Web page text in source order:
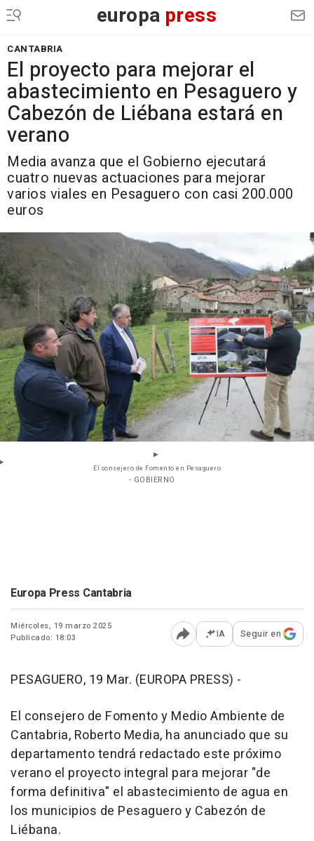
europa press
CANTABRIA
El proyecto para mejorar el
abastecimiento en Pesaguero y
Cabezón de Liébana estará en
verano
Media avanza que el Gobierno ejecutará
cuatro nuevas actuaciones para mejorar
varios viales en Pesaguero con casi 200.000
euros
El consejero de Fomento en Pesaguero
- GOBIERNO
Europa Press Cantabria
Miércoles, 19 marzo 2025
Publicado: 18:03
Abrir opciones para
IA Seguir en
PESAGUERO, 19 Mar. (EUROPA PRESS) -
El consejero de Fomento y Medio Ambiente de
Cantabria, Roberto Media, ha anunciado que su
departamento tendrá redactado este próximo
verano el proyecto integral para mejorar "de
forma definitiva" el abastecimiento de agua en
los municipios de Pesaguero y Cabezón de
Liébana.